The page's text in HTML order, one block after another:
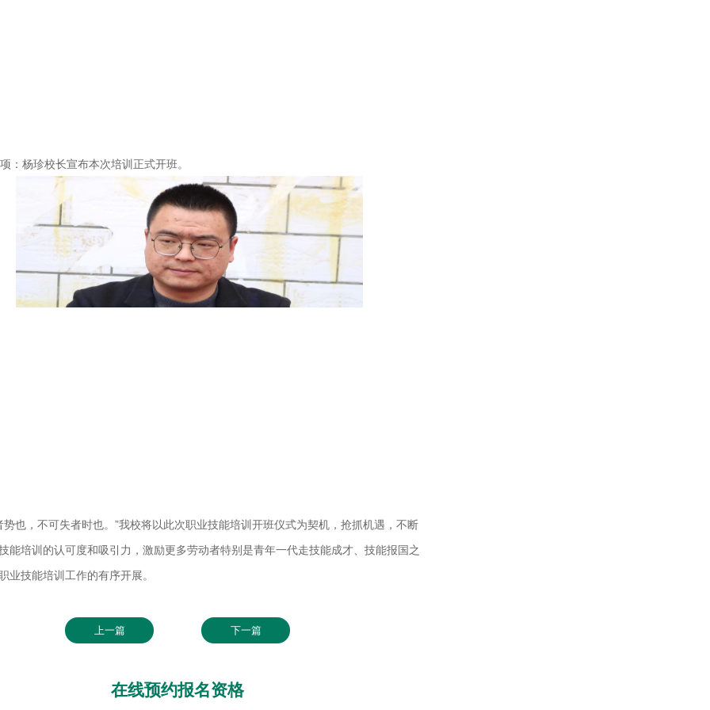
：杨珍校长宣布本次培训正式开班。
势也，不可失者时也。”我校将以此次职业技能培训开班仪式为契机，抢抓机遇，不断
能培训的认可度和吸引力，激励更多劳动者特别是青年一代走技能成才、技能报国之
业技能培训工作的有序开展。
上一篇 下一篇
在线预约报名资格